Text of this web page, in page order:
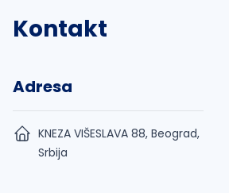
Kontakt
Adresa
KNEZA VIŠESLAVA 88, Beograd,
Srbija